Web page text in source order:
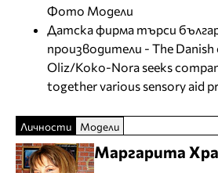
Фото Модели
Датска фирма търси
производители - The Danish
Oliz/Koko-Nora seeks
together various sensory aid
Личности Модели
Маргарита